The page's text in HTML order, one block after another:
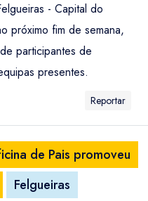
- Capital do
próximo fim de semana,
participantes de
presentes.
Reportar
de Pais promoveu
Felgueiras